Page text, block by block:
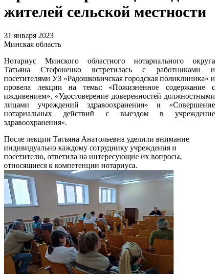
жителей сельской местности
31 января 2023
Минская область
Нотариус Минского областного нотариального округа
Татьяна Стефоненко встретилась с работниками и
посетителями УЗ «Радошковичская городская поликлиника» и
провела лекции на темы: «Пожизненное содержание с
иждивением», «Удостоверение доверенностей должностными
лицами учреждений здравоохранения» и «Совершение
нотариальных действий с выездом в учреждение
здравоохранения».
После лекции Татьяна Анатольевна уделили внимание
индивидуально каждому сотруднику учреждения и
посетителю, ответила на интересующие их вопросы,
относящиеся к компетенции нотариуса.